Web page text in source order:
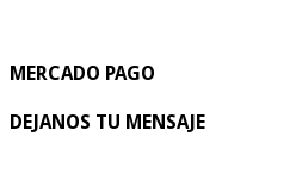
MERCADO PAGO
DEJANOS TU MENSAJE